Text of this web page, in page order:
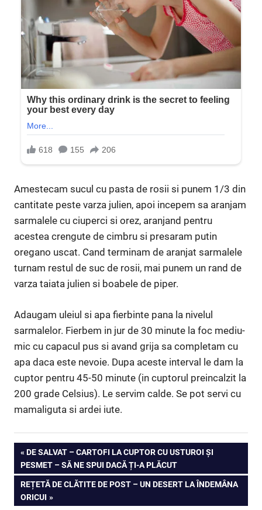
Amestecam sucul cu pasta de rosii si punem 1/3 din
cantitate peste varza julien, apoi incepem sa aranjam
sarmalele cu ciuperci si orez, aranjand pentru
acestea crengute de cimbru si presaram putin
oregano uscat. Cand terminam de aranjat sarmalele
turnam restul de suc de rosii, mai punem un rand de
varza taiata julien si boabele de piper.
Adaugam uleiul si apa fierbinte pana la nivelul
sarmalelor. Fierbem in jur de 30 minute la foc mediu-
mic cu capacul pus si avand grija sa completam cu
apa daca este nevoie. Dupa aceste interval le dam la
cuptor pentru 45-50 minute (in cuptorul preincalzit la
200 grade Celsius). Le servim calde. Se pot servi cu
mamaliguta si ardei iute.
Navigare
în
articole
PREVIOUS
POST:
DE SALVAT – CARTOFI LA CUPTOR CU USTUROI ȘI
PESMET – SĂ NE SPUI DACĂ ȚI-A PLĂCUT
NEXT
POST:
REȚETĂ DE CLĂTITE DE POST – UN DESERT LA ÎNDEMÂNA
ORICUI